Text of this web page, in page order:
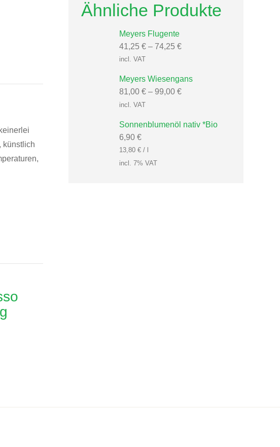
künstlich
Ähnliche Produkte
Meyers Flugente
41,25 € – 74,25 €
incl. VAT
Meyers Wiesengans
81,00 € – 99,00 €
incl. VAT
Sonnenblumenöl nativ *Bio
6,90 €
13,80 € /
incl. 7% VAT